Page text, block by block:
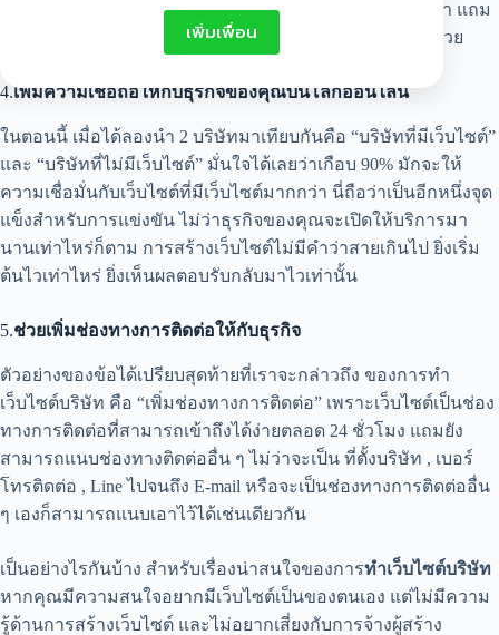
เพิ่มเพื่อน
กัน แต่ถ้าลงมือทำอย่างถูกต้อง จะเห็นผลในระยะยาวที่ดีกว่า แถม
ยังประหยัดงบประมาณในการทำโฆษณาได้พอสมควรอีกด้วย
4.เพิ่มความเชื่อถือให้กับธุรกิจของคุณบนโลกออนไลน์
ในตอนนี้ เมื่อได้ลองนำ 2 บริษัทมาเทียบกันคือ “บริษัทที่มีเว็บไซต์”
และ “บริษัทที่ไม่มีเว็บไซต์” มั่นใจได้เลยว่าเกือบ 90% มักจะให้
ความเชื่อมั่นกับเว็บไซต์ที่มีเว็บไซต์มากกว่า นี่ถือว่าเป็นอีกหนึ่งจุด
แข็งสำหรับการแข่งขัน ไม่ว่าธุรกิจของคุณจะเปิดให้บริการมา
นานเท่าไหร่ก็ตาม การสร้างเว็บไซต์ไม่มีคำว่าสายเกินไป ยิ่งเริ่ม
ต้นไวเท่าไหร่ ยิ่งเห็นผลตอบรับกลับมาไวเท่านั้น
5.ช่วยเพิ่มช่องทางการติดต่อให้กับธุรกิจ
ตัวอย่างของข้อได้เปรียบสุดท้ายที่เราจะกล่าวถึง ของการทำ
เว็บไซต์บริษัท คือ “เพิ่มช่องทางการติดต่อ” เพราะเว็บไซต์เป็นช่อง
ทางการติดต่อที่สามารถเข้าถึงได้ง่ายตลอด 24 ชั่วโมง แถมยัง
สามารถแนบช่องทางติดต่ออื่น ๆ ไม่ว่าจะเป็น ที่ตั้งบริษัท , เบอร์
โทรติดต่อ , Line ไปจนถึง E-mail หรือจะเป็นช่องทางการติดต่ออื่น
ๆ เองก็สามารถแนบเอาไว้ได้เช่นเดียวกัน
เป็นอย่างไรกันบ้าง สำหรับเรื่องน่าสนใจของการทำเว็บไซต์บริษัท
หากคุณมีความสนใจอยากมีเว็บไซต์เป็นของตนเอง แต่ไม่มีความ
รู้ด้านการสร้างเว็บไซต์ และไม่อยากเสี่ยงกับการจ้างผู้สร้าง